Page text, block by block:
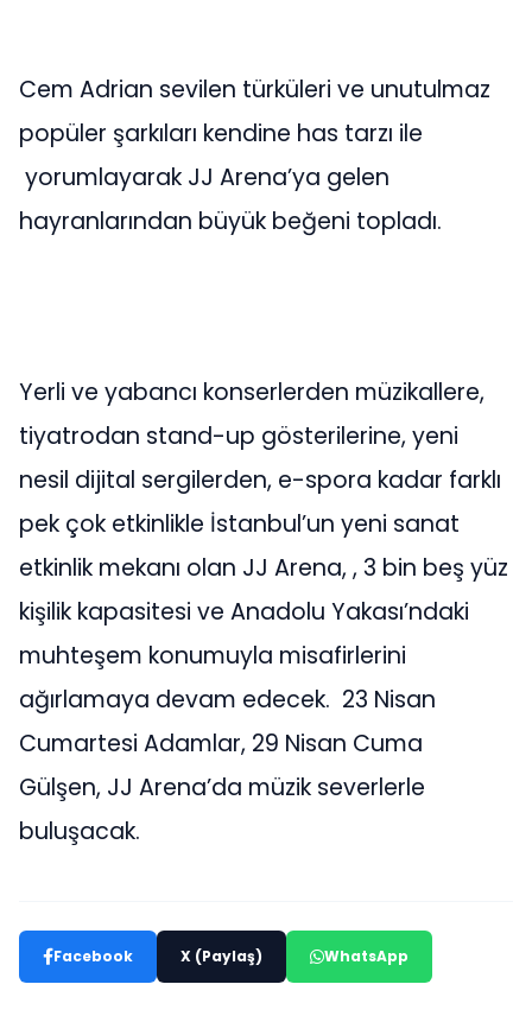
Cem Adrian sevilen türküleri ve unutulmaz
popüler şarkıları kendine has tarzı ile
yorumlayarak JJ Arena’ya gelen
hayranlarından büyük beğeni topladı.
Yerli ve yabancı konserlerden müzikallere,
tiyatrodan stand-up gösterilerine, yeni
nesil dijital sergilerden, e-spora kadar farklı
pek çok etkinlikle İstanbul’un yeni sanat
etkinlik mekanı olan JJ Arena, , 3 bin beş yüz
kişilik kapasitesi ve Anadolu Yakası’ndaki
muhteşem konumuyla misafirlerini
ağırlamaya devam edecek. 23 Nisan
Cumartesi Adamlar, 29 Nisan Cuma
Gülşen, JJ Arena’da müzik severlerle
buluşacak.
Facebook X (Paylaş) WhatsApp